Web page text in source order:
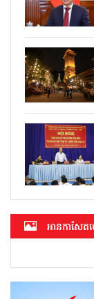
អាន​កាសែត​